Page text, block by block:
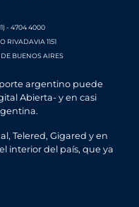
- 4704 4000
RIVADAVIA 1151
BUENOS AIRES
argentino puede
Abierta- y en casi
Telered, Gigared y en
interior del país, que ya